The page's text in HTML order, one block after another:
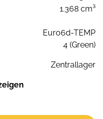
1.368 cm³
Euro6d-TEMP
4 (Green)
Zentrallager